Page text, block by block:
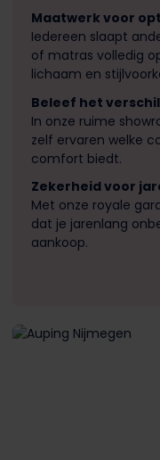
Maatwerk voor
Iedereen slaapt
of matras volledig
lichaam en
Beleef het verschil
In onze ruime
zelf ervaren welke
comfort biedt.
Zekerheid voor
Met onze royale
dat je jarenlang
aankoop.